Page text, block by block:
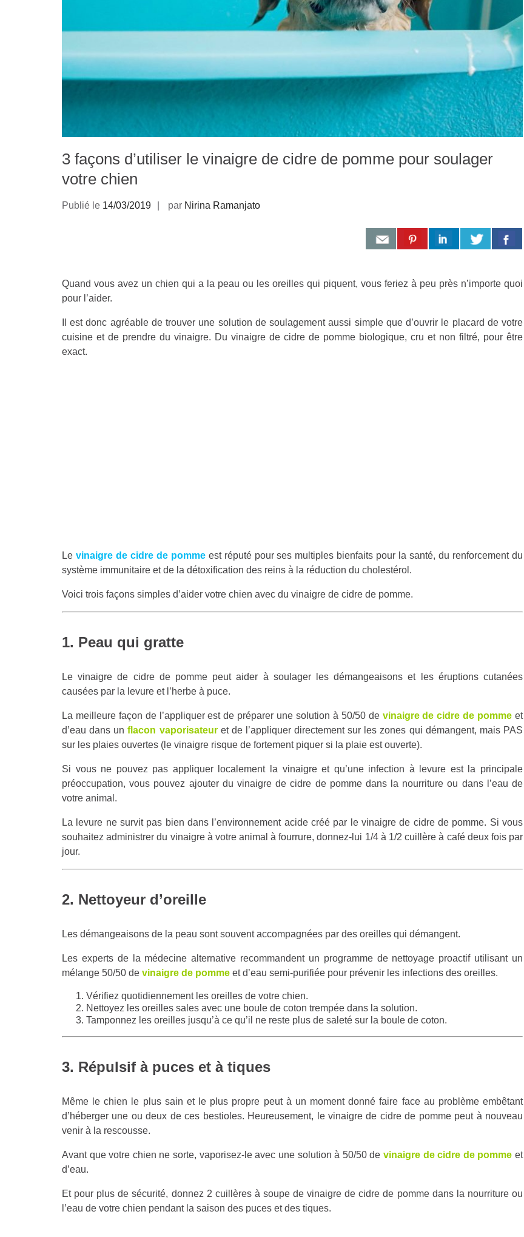
3 façons d’utiliser le vinaigre de cidre de pomme pour soulager
votre chien
Publié le 14/03/2019 par Nirina Ramanjato
Quand vous avez un chien qui a la peau ou les oreilles qui piquent, vous feriez à peu près n’importe quoi
pour l’aider.
Il est donc agréable de trouver une solution de soulagement aussi simple que d’ouvrir le placard de votre
cuisine et de prendre du vinaigre. Du vinaigre de cidre de pomme biologique, cru et non filtré, pour être
exact.
Le vinaigre de cidre de pommeest réputé pour ses multiples bienfaits pour la santé, du renforcement du
système immunitaire et de la détoxification des reins à la réduction du cholestérol.
Voici trois façons simples d’aider votre chien avec du vinaigre de cidre de pomme.
1. Peau qui gratte
Le vinaigre de cidre de pomme peut aider à soulager les démangeaisons et les éruptions cutanées
causées par la levure et l’herbe à puce.
La meilleure façon de l’appliquer est de préparer une solution à 50/50 de vinaigre de cidre de pomme et
d’eau dans unflacon vaporisateuret de l’appliquer directement sur les zones qui démangent, mais PAS
sur les plaies ouvertes (le vinaigre risque de fortement piquer si la plaie est ouverte).
Si vous ne pouvez pas appliquer localement la vinaigre et qu’une infection à levure est la principale
préoccupation, vous pouvez ajouter du vinaigre de cidre de pomme dans la nourriture ou dans l’eau de
votre animal.
La levure ne survit pas bien dans l’environnement acide créé par le vinaigre de cidre de pomme. Si vous
souhaitez administrer du vinaigre à votre animal à fourrure, donnez-lui 1/4 à 1/2 cuillère à café deux fois par
jour.
2. Nettoyeur d’oreille
Les démangeaisons de la peau sont souvent accompagnées par des oreilles qui démangent.
Les experts de la médecine alternative recommandent un programme de nettoyage proactif utilisant un
mélange 50/50 de vinaigre de pomme et d’eau semi-purifiée pour prévenir les infections des oreilles.
Vérifiez quotidiennement les oreilles de votre chien.
Nettoyez les oreilles sales avec une boule de coton trempée dans la solution.
Tamponnez les oreilles jusqu’à ce qu’il ne reste plus de saleté sur la boule de coton.
3. Répulsif à puces et à tiques
Même le chien le plus sain et le plus propre peut à un moment donné faire face au problème embêtant
d’héberger une ou deux de ces bestioles. Heureusement, le vinaigre de cidre de pomme peut à nouveau
venir à la rescousse.
Avant que votre chien ne sorte, vaporisez-le avec une solution à 50/50 de vinaigre de cidre de pomme et
d’eau.
Et pour plus de sécurité, donnez 2 cuillères à soupe de vinaigre de cidre de pomme dans la nourriture ou
l’eau de votre chien pendant la saison des puces et des tiques.